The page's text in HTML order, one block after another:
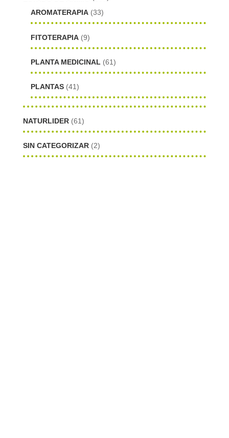
AROMATERAPIA (33)
FITOTERAPIA (9)
PLANTA MEDICINAL (61)
PLANTAS (41)
NATURLIDER (61)
SIN CATEGORIZAR (2)